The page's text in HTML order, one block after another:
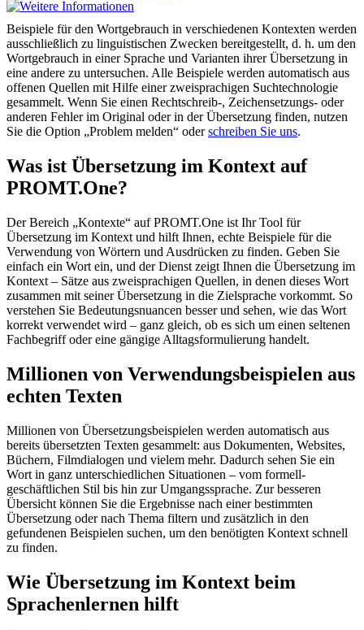
Beispiele für den Wortgebrauch in verschiedenen Kontexten werden
ausschließlich zu linguistischen Zwecken bereitgestellt, d. h. um den
Wortgebrauch in einer Sprache und Varianten ihrer Übersetzung in
eine andere zu untersuchen. Alle Beispiele werden automatisch aus
offenen Quellen mit Hilfe einer zweisprachigen Suchtechnologie
gesammelt. Wenn Sie einen Rechtschreib-, Zeichensetzungs- oder
anderen Fehler im Original oder in der Übersetzung finden, nutzen
Sie die Option „Problem melden“ oderschreiben Sie uns.
Was ist Übersetzung im Kontext auf
PROMT.One?
Der Bereich „Kontexte“ auf PROMT.One ist Ihr Tool für
Übersetzung im Kontext und hilft Ihnen, echte Beispiele für die
Verwendung von Wörtern und Ausdrücken zu finden. Geben Sie
einfach ein Wort ein, und der Dienst zeigt Ihnen die Übersetzung im
Kontext – Sätze aus zweisprachigen Quellen, in denen dieses Wort
zusammen mit seiner Übersetzung in die Zielsprache vorkommt. So
verstehen Sie Bedeutungsnuancen besser und sehen, wie das Wort
korrekt verwendet wird – ganz gleich, ob es sich um einen seltenen
Fachbegriff oder eine gängige Alltagsformulierung handelt.
Millionen von Verwendungsbeispielen aus
echten Texten
Millionen von Übersetzungsbeispielen werden automatisch aus
bereits übersetzten Texten gesammelt: aus Dokumenten, Websites,
Büchern, Filmdialogen und vielem mehr. Dadurch sehen Sie ein
Wort in ganz unterschiedlichen Situationen – vom formell-
geschäftlichen Stil bis hin zur Umgangssprache. Zur besseren
Übersicht können Sie die Ergebnisse nach einer bestimmten
Übersetzung oder nach Thema filtern und zusätzlich in den
gefundenen Beispielen suchen, um den benötigten Kontext schnell
zu finden.
Wie Übersetzung im Kontext beim
Sprachenlernen hilft